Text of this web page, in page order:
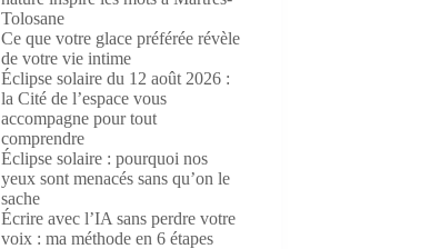
Tolosane
Ce que votre glace préférée révèle
de votre vie intime
Éclipse solaire du 12 août 2026 :
la Cité de l’espace vous
accompagne pour tout
comprendre
Éclipse solaire : pourquoi nos
yeux sont menacés sans qu’on le
sache
Écrire avec l’IA sans perdre votre
voix : ma méthode en 6 étapes